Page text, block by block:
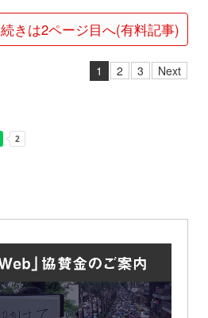
続きは2ページ目へ(有料記事)
1 2 3 Next